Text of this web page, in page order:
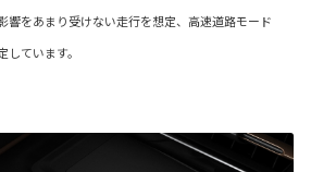
響をあまり受けない走行を想定、高速道路モード
ています。